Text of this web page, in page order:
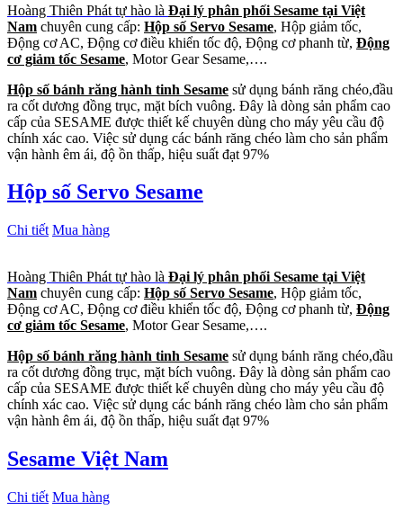
Hoàng Thiên Phát tự hào là Đại lý phân phối Sesame tại Việt
Nam chuyên cung cấp: Hộp số Servo Sesame, Hộp giảm tốc,
Động cơ AC, Động cơ điều khiển tốc độ, Động cơ phanh từ, Động
cơ giảm tốc Sesame, Motor Gear Sesame,….
Hộp số bánh răng hành tinh Sesame sử dụng bánh răng chéo,đầu
ra cốt dương đồng trục, mặt bích vuông. Đây là dòng sản phẩm cao
cấp của SESAME được thiết kế chuyên dùng cho máy yêu cầu độ
chính xác cao. Việc sử dụng các bánh răng chéo làm cho sản phẩm
vận hành êm ái, độ ồn thấp, hiệu suất đạt 97%
Hộp số Servo Sesame
Chi tiết Mua hàng
Hoàng Thiên Phát tự hào là Đại lý phân phối Sesame tại Việt
Nam chuyên cung cấp: Hộp số Servo Sesame, Hộp giảm tốc,
Động cơ AC, Động cơ điều khiển tốc độ, Động cơ phanh từ, Động
cơ giảm tốc Sesame, Motor Gear Sesame,….
Hộp số bánh răng hành tinh Sesame sử dụng bánh răng chéo,đầu
ra cốt dương đồng trục, mặt bích vuông. Đây là dòng sản phẩm cao
cấp của SESAME được thiết kế chuyên dùng cho máy yêu cầu độ
chính xác cao. Việc sử dụng các bánh răng chéo làm cho sản phẩm
vận hành êm ái, độ ồn thấp, hiệu suất đạt 97%
Sesame Việt Nam
Chi tiết Mua hàng